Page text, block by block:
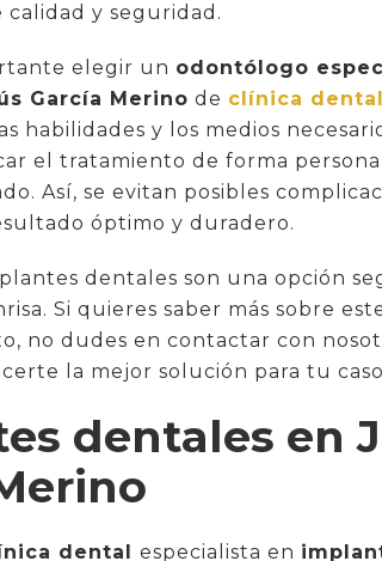
calidad y seguridad.
elegir un odontólogo
García Merino de clínica
habilidades y los medios
el tratamiento de forma
Así, se evitan posibles
óptimo y duradero.
dentales son una opción
Si quieres saber más sobre
no dudes en contactar con
la mejor solución para tu
dentales en
dental especialista en